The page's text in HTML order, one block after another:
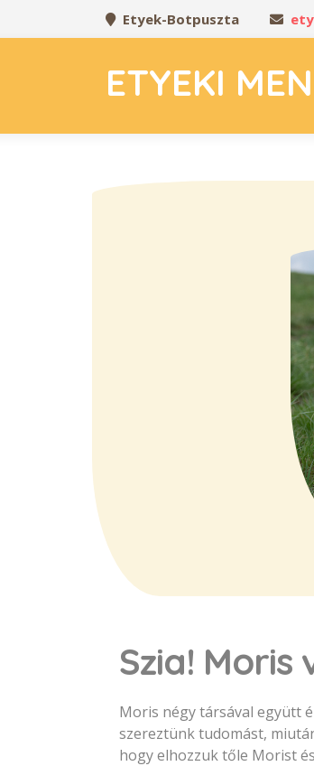
Etyek-Botpuszta
ETYEKI
Szia!
Moris négy társával együtt
szereztünk tudomást,
hogy elhozzuk tőle Morist